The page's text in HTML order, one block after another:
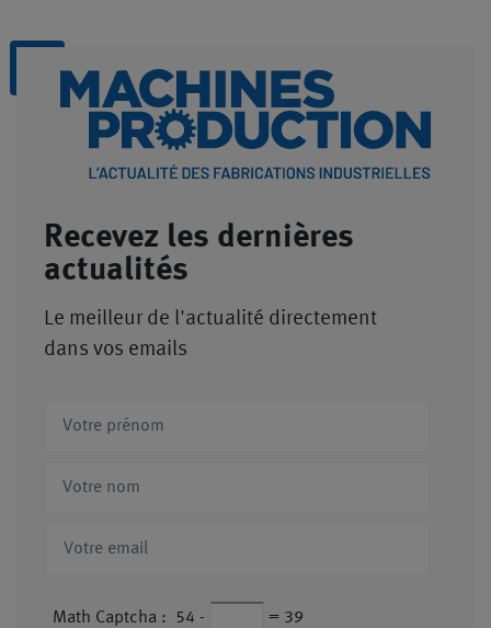
Recevez les dernières
actualités
Le meilleur de l'actualité directement
dans vos emails
Math Captcha : 54 - = 39